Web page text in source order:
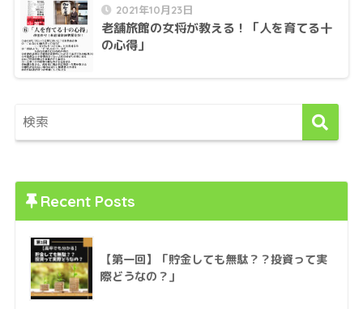
2021年10月23日
老舗旅館の女将が教える！「人を育てる十
の心得」
Recent Posts
【第一回】「貯金しても無駄？？投資って実
際どうなの？」